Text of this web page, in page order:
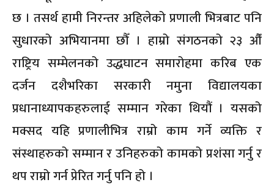
छ । तसर्थ हामी निरन्तर अहिलेको प्रणाली भित्रबाट पनि
सुधारको अभियानमा छौँ । हाम्रो संगठनको २३ औँ
राष्ट्रिय सम्मेलनको उद्धघाटन समारोहमा करिब एक
दर्जन दशैभरिका सरकारी नमुना विद्यालयका
प्रधानाध्यापकहरुलाई सम्मान गरेका थियौं । यसको
मक्सद यहि प्रणालीभित्र राम्रो काम गर्ने व्यक्ति र
संस्थाहरुको सम्मान र उनिहरुको कामको प्रशंसा गर्नु र
थप राम्रो गर्न प्रेरित गर्नु पनि हो ।